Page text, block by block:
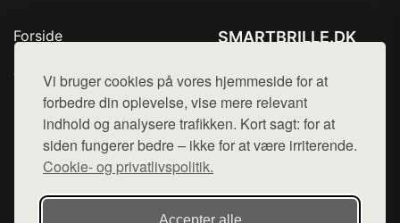
Vi bruger cookies på vores hjemmeside for at
forbedre din oplevelse, vise mere relevant
indhold og analysere trafikken. Kort sagt: for at
siden fungerer bedre – ikke for at være irriterende.
Cookie- og privatlivspolitik.
Accepter alle
Forside
Top Rabatter
Blog
Kontakt
SMARTBRILLE.DK
Mail: hej@want.dk
Cookie- og privatlivspolitik
Denne side er en del af want.dk, der udgiver en række